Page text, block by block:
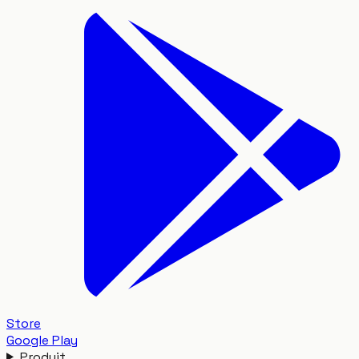
Store
Google Play